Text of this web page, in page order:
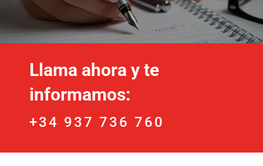
Llama ahora y te
informamos:
+34 937 736 760